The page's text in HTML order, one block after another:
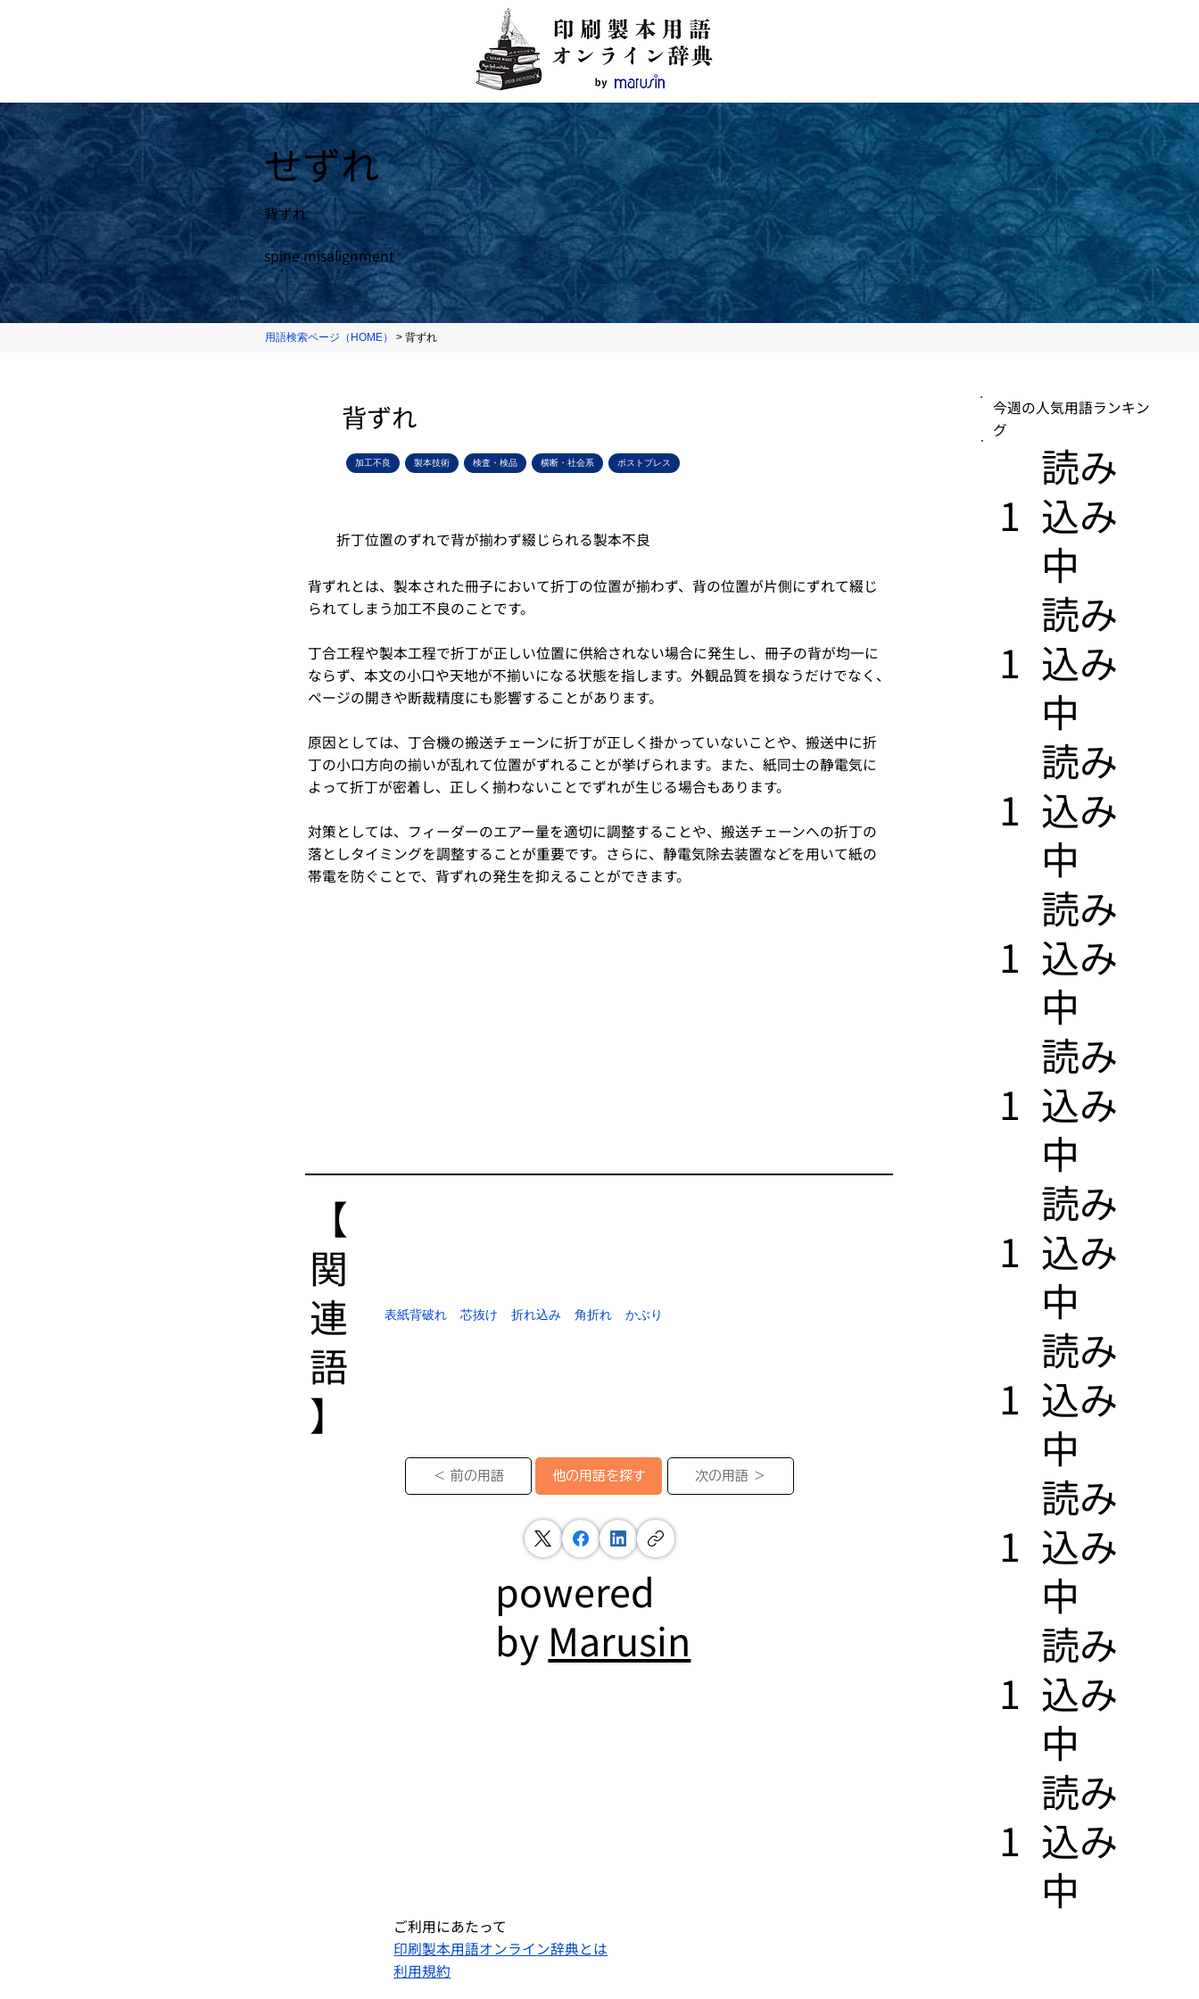
せずれ
背ずれ
spine misalignment
用語検索ページ（HOME） > 背ずれ
背ずれ
加工不良 製本技術 検査・検品 横断・社会系 ポストプレス
折丁位置のずれで背が揃わず綴じられる製本不良
背ずれとは、製本された冊子において折丁の位置が揃わず、背の位置が片側にずれて綴じ
られてしまう加工不良のことです。
丁合工程や製本工程で折丁が正しい位置に供給されない場合に発生し、冊子の背が均一に
ならず、本文の小口や天地が不揃いになる状態を指します。外観品質を損なうだけでなく、
ページの開きや断裁精度にも影響することがあります。
原因としては、丁合機の搬送チェーンに折丁が正しく掛かっていないことや、搬送中に折
丁の小口方向の揃いが乱れて位置がずれることが挙げられます。また、紙同士の静電気に
よって折丁が密着し、正しく揃わないことでずれが生じる場合もあります。
対策としては、フィーダーのエアー量を適切に調整することや、搬送チェーンへの折丁の
落としタイミングを調整することが重要です。さらに、静電気除去装置などを用いて紙の
帯電を防ぐことで、背ずれの発生を抑えることができます。
今週の人気用語ランキン
グ
1
​読み
込み
中
1
​読み
込み
中
1
​読み
込み
中
1
​読み
込み
中
1
​読み
込み
中
1
​読み
込み
中
1
​読み
込み
中
1
​読み
込み
中
1
​読み
込み
中
1
​読み
込み
中
【​
関
連
語
】
表紙背破れ 芯抜け 折れ込み 角折れ かぶり
＜ 前の用語 他の用語を探す 次の用語 ＞
powered
by Marusin
ご利用にあたって
印刷製本用語オンライン辞典とは
利用規約​